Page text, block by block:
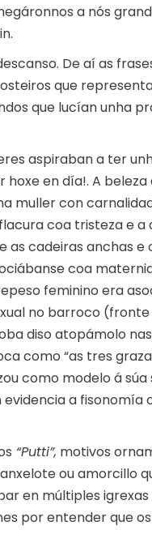
a nós
De aí as
que
que lucían unha
aspiraban a ter
hoxe en día!. A beleza
muller con
coa tristeza e a
as cadeiras anchas e
coa
feminino era
no barroco (fronte
diso atopámolo
como “as tres
como modelo á súa
evidencia a fisonomía
“Putti”, motivos
ou amorcillo
en múltiples
por entender que